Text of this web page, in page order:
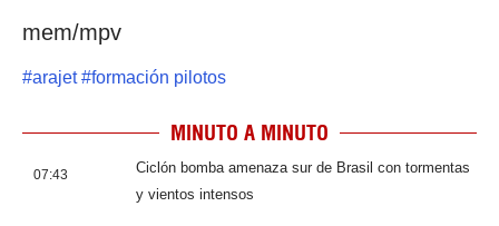
mem/mpv
#arajet#formación pilotos
MINUTO A MINUTO
07:43
Ciclón bomba amenaza sur de Brasil con tormentas
y vientos intensos